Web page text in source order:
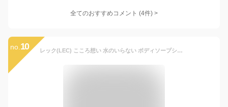
全てのおすすめコメント (4件) >
no. 10 レック(LEC) こころ想い 水のいらない ボディソープシート 25枚入×2個パック / 植物由来洗浄成分配合/弱酸性/日本製/サボンの香り/シートサイズ:250×200mm